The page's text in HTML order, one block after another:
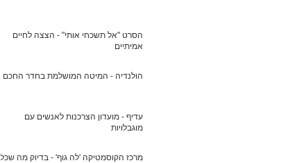
הסרט "אל תשכחי אותי" - הצצה לחיים
אמיתיים
הולנדיה - המיטה המושלמת בחדר החכם
עדיף - מועדון הצרכנות לאנשים עם
מוגבלויות
מרכז הקוסמטיקה 'לה גוף' - בדיוק מה שכל